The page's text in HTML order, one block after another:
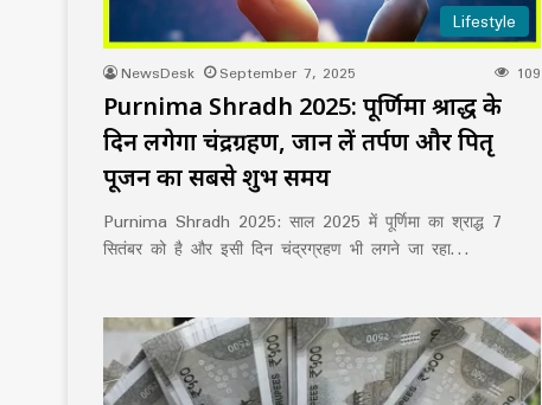
Lifestyle
NewsDesk September 7, 2025 109
Purnima Shradh 2025: पूर्णिमा श्राद्ध के
दिन लगेगा चंद्रग्रहण, जान लें तर्पण और पितृ
पूजन का सबसे शुभ समय
Purnima Shradh 2025: साल 2025 में पूर्णिमा का श्राद्ध 7
सितंबर को है और इसी दिन चंद्रग्रहण भी लगने जा रहा…